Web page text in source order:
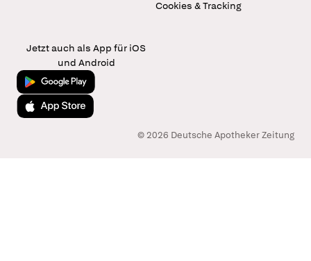
Cookies & Tracking
Jetzt auch als App für iOS
und Android
Jetzt bei Google Play
Laden im App Store
© 2026 Deutsche Apotheker Zeitung